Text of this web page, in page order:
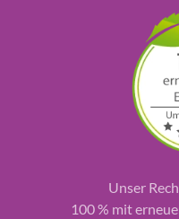
Unser
100 % mit